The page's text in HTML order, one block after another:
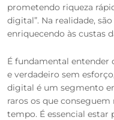
prometendo riqueza
digital”. Na realidade,
enriquecendo às custas
É fundamental entender
e verdadeiro sem
digital é um segmento
raros os que
tempo. É essencial estar